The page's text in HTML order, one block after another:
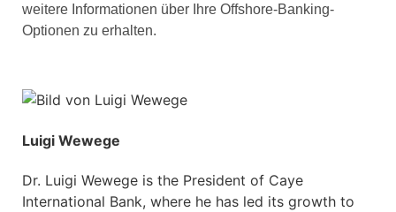
weitere Informationen über Ihre Offshore-Banking-
Optionen zu erhalten.
Luigi Wewege
Dr. Luigi Wewege is the President of Caye
International Bank, where he has led its growth to